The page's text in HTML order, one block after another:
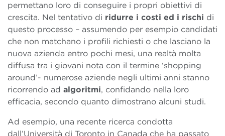
permettano loro di conseguire i propri obiettivi di
crescita. Nel tentativo di ridurre i costi ed i rischi di
questo processo – assumendo per esempio candidati
che non matchano i profili richiesti o che lasciano la
nuova azienda entro pochi mesi, una realtà molta
diffusa tra i giovani nota con il termine ‘shopping
around’- numerose aziende negli ultimi anni stanno
ricorrendo ad algoritmi, confidando nella loro
efficacia, secondo quanto dimostrano alcuni studi.
Ad esempio, una recente ricerca condotta
dall’Università di Toronto in Canada che ha passato